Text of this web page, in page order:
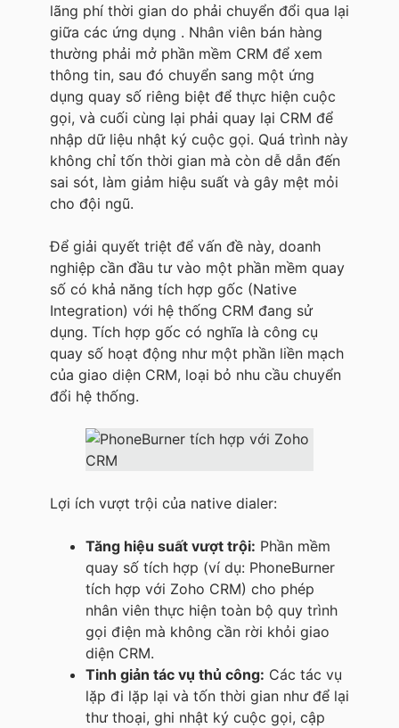
lãng phí thời gian do phải chuyển đổi qua lại
giữa các ứng dụng . Nhân viên bán hàng
thường phải mở phần mềm CRM để xem
thông tin, sau đó chuyển sang một ứng
dụng quay số riêng biệt để thực hiện cuộc
gọi, và cuối cùng lại phải quay lại CRM để
nhập dữ liệu nhật ký cuộc gọi. Quá trình này
không chỉ tốn thời gian mà còn dễ dẫn đến
sai sót, làm giảm hiệu suất và gây mệt mỏi
cho đội ngũ.
Để giải quyết triệt để vấn đề này, doanh
nghiệp cần đầu tư vào một phần mềm quay
số có khả năng tích hợp gốc (Native
Integration) với hệ thống CRM đang sử
dụng. Tích hợp gốc có nghĩa là công cụ
quay số hoạt động như một phần liền mạch
của giao diện CRM, loại bỏ nhu cầu chuyển
đổi hệ thống.
Lợi ích vượt trội của native dialer:
Tăng hiệu suất vượt trội: Phần mềm
quay số tích hợp (ví dụ: PhoneBurner
tích hợp với Zoho CRM) cho phép
nhân viên thực hiện toàn bộ quy trình
gọi điện mà không cần rời khỏi giao
diện CRM.
Tinh giản tác vụ thủ công: Các tác vụ
lặp đi lặp lại và tốn thời gian như để lại
thư thoại, ghi nhật ký cuộc gọi, cập